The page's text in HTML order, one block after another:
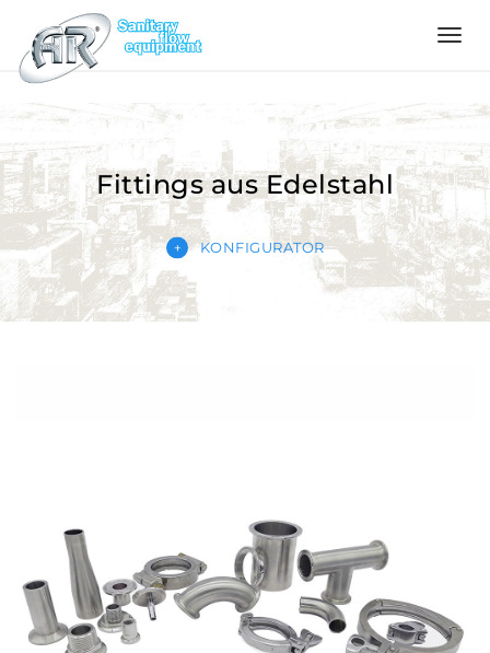
Language
Home
Über
uns
Produkte
Vertriebspartner
News
Fittings aus Edelstahl
KONFIGURATOR